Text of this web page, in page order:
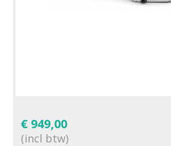
€ 949,00
(incl btw)